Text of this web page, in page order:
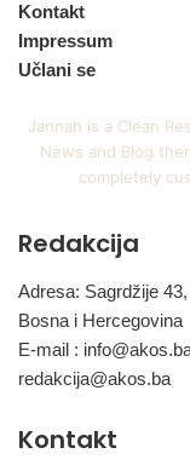
Kontakt
Impressum
Učlani se
Jannah is a Clean
News and Blog
completely
Redakcija
Adresa: Sagrdžije
Bosna i Hercegovina
E-mail :
redakcija@akos.ba
Kontakt